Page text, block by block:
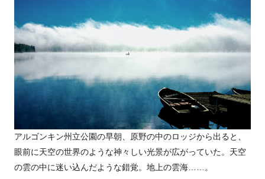
アルゴンキン州立公園の早朝、原野の中のロッジから出ると、
眼前に天空の世界のような神々しい光景が広がっていた。天空
の雲の中に迷い込んだような錯覚。地上の雲海……。